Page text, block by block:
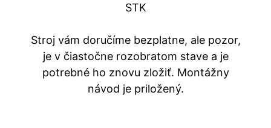
STK
Stroj vám doručíme bezplatne, ale pozor,
je v čiastočne rozobratom stave a je
potrebné ho znovu zložiť. Montážny
návod je priložený.